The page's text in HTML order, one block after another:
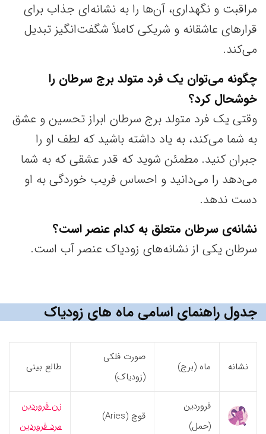
مراقبت و نگهداری، آن‌ها را به نشانه‌ای جذاب برای
قرارهای عاشقانه و شریکی کاملاً شگفت‌انگیز تبدیل
می‌کند.
چگونه می‌توان یک فرد متولد برج سرطان را
خوشحال کرد؟
وقتی یک فرد متولد برج سرطان ابراز تحسین و عشق
به شما می‌کند، به یاد داشته باشید که لطف او را
جبران کنید. مطمئن شوید که قدر عشقی که به شما
می‌دهد را می‌دانید و احساس فریب خوردگی به او
دست ندهد.
نشانه‌ی سرطان متعلق به کدام عنصر است؟
سرطان یکی از نشانه‌های زودیاک عنصر آب است.
جدول راهنمای اسامی ماه های زودیاک
نشانه ماه (برج)
صورت فلکی
(زودیاک)
طالع بینی
فروردین
(حمل)
قوچ (Aries)
زن فروردین
مرد فروردین